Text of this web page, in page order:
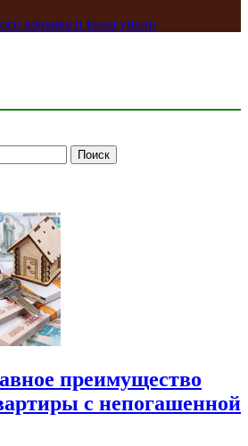
коньяка и вина упали
преимущество
с непогашенной